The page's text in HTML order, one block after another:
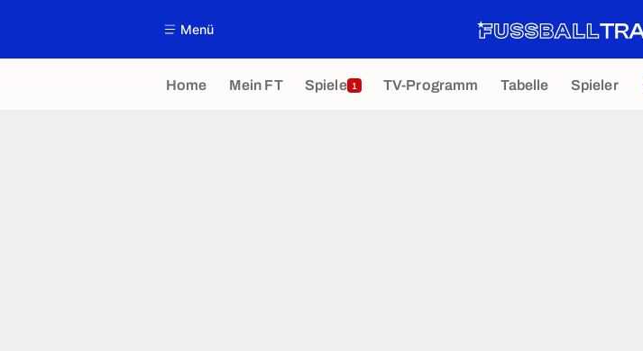
Menü
Home Mein FT Spiele 1 TV-Programm Tabelle Spieler